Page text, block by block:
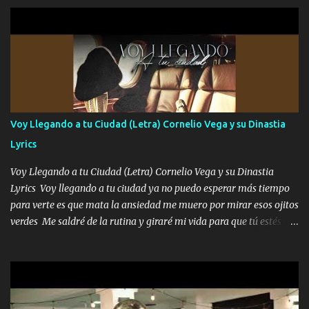
cariño de mi alma Que pa febrero vendré frente a ti con mis
preguntas y digas que sí hacernos novios y verte feliz y muy
contenta como yo por ti Música Pregúntame qué es lo que me
enamora pa describirte unas cuantas horas también pregunta que
quiero contigo que seas dichosa al estar conmigo Y ya borracho
contéstame la llamada pa dedicarte unas bonitas palabras así
borracho me animo a decirte todo y puedo describirlo mucho que
me encantes Decirte que me siento muy feliz y emocionado por
tenerte aquí espero que quiera...
Voy Llegando a tu Ciudad (Letra) Cornelio Vega y su Dinastia
Lyrics
Voy Llegando a tu Ciudad (Letra) Cornelio Vega y su Dinastia
Lyrics Voy llegando a tu ciudad ya no puedo esperar más tiempo
para verte es que mata la ansiedad me muero por mirar esos ojitos
verdes Me saldré de la rutina y giraré mi vida para que tú estés en
solo yo tendre el candado 🔒 del amor ❤️ Música Mil y un besos
para dar ya estando en tu ciudad no habrá quien lo detenga si las